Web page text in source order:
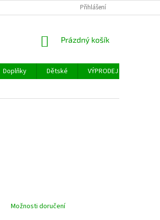
Přihlášení
NÁKUPNÍ
Prázdný košík
Doplňky Dětské VÝPRODEJ
Možnosti doručení